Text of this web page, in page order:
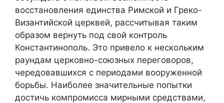
восстановления единства Римской и Греко-
Византийской церквей, рассчитывая таким
образом вернуть под свой контроль
Константинополь. Это привело к нескольким
раундам церковно-союзных переговоров,
чередовавшихся с периодами вооруженной
борьбы. Наиболее значительные попытки
достичь компромисса мирными средствами,